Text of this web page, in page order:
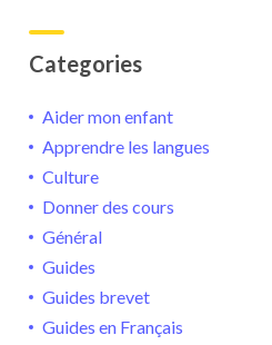
Categories
Aider mon enfant
Apprendre les langues
Culture
Donner des cours
Général
Guides
Guides brevet
Guides en Français